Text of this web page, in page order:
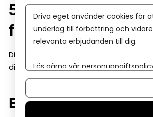
5. Skillnad mellan
firma och
Ditt val av företagsform påverkar hur
dig.
Enskild firma
Driva eget använder cookies för
underlag till förbättring och
relevanta erbjudanden till dig.
Läs gärna vår
Om du vill ändra ditt val i